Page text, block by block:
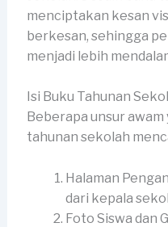
menciptakan kesan
berkesan, sehingga
menjadi lebih
Isi Buku Tahunan
Beberapa unsur
tahunan sekolah
Halaman
dari kepala
Foto Siswa dan